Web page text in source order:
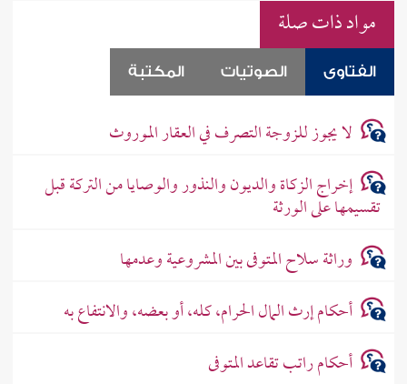
مواد ذات صلة
الفتاوى الصوتيات المكتبة
لا يجوز للزوجة التصرف في العقار الموروث
إخراج الزكاة والديون والنذور والوصايا من التركة قبل
تقسيمها على الورثة
وراثة سلاح المتوفى بين المشروعية وعدمها
أحكام إرث المال الحرام، كله، أو بعضه، والانتفاع به
أحكام راتب تقاعد المتوفى